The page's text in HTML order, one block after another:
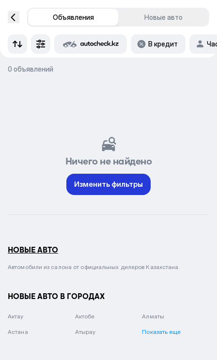
Объявления Новые авто
В кредит
0 объявлений
Ничего не найдено
Изменить фильтры
НОВЫЕ АВТО
Автомобили из салона от официальных дилеров Казахстана.
НОВЫЕ АВТО В ГОРОДАХ
Актау Актобе Алматы
Астана Атырау Показать еще